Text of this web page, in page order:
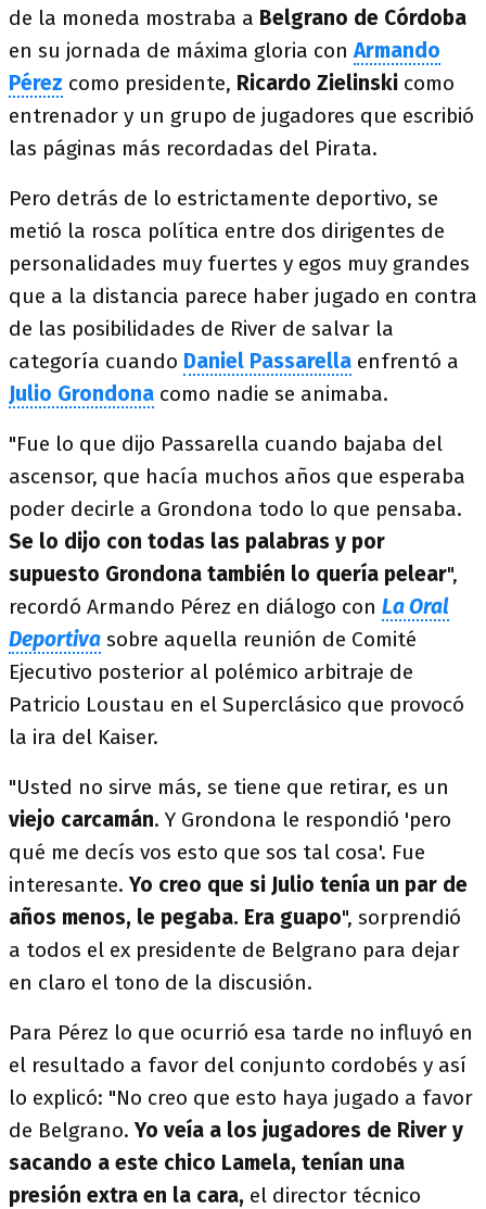
de la moneda mostraba a Belgrano de Córdoba
en su jornada de máxima gloria conArmando
Pérez como presidente, Ricardo Zielinski como
entrenador y un grupo de jugadores que escribió
las páginas más recordadas del Pirata.
Pero detrás de lo estrictamente deportivo, se
metió la rosca política entre dos dirigentes de
personalidades muy fuertes y egos muy grandes
que a la distancia parece haber jugado en contra
de las posibilidades de River de salvar la
categoría cuando Daniel Passarella enfrentó a
Julio Grondona como nadie se animaba.
"Fue lo que dijo Passarella cuando bajaba del
ascensor, que hacía muchos años que esperaba
poder decirle a Grondona todo lo que pensaba.
Se lo dijo con todas las palabras y por
supuesto Grondona también lo quería pelear",
recordó Armando Pérez en diálogo con La Oral
Deportiva sobre aquella reunión de Comité
Ejecutivo posterior al polémico arbitraje de
Patricio Loustau en el Superclásico que provocó
la ira del Kaiser.
"Usted no sirve más, se tiene que retirar, es un
viejo carcamán. Y Grondona le respondió 'pero
qué me decís vos esto que sos tal cosa'. Fue
interesante. Yo creo que si Julio tenía un par de
años menos, le pegaba. Era guapo", sorprendió
a todos el ex presidente de Belgrano para dejar
en claro el tono de la discusión.
Para Pérez lo que ocurrió esa tarde no influyó en
el resultado a favor del conjunto cordobés y así
lo explicó: "No creo que esto haya jugado a favor
de Belgrano. Yo veía a los jugadores de River y
sacando a este chico Lamela, tenían una
presión extra en la cara, el director técnico